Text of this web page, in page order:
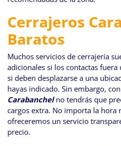
Cerrajeros
Baratos
Muchos servicios de cerrajería
adicionales si los contactas
si deben desplazarse a una
hayas indicado. Sin embargo,
Carabanchel no tendrás que
cargos extra. No importa la hora
ofreceremos un servicio
precio.